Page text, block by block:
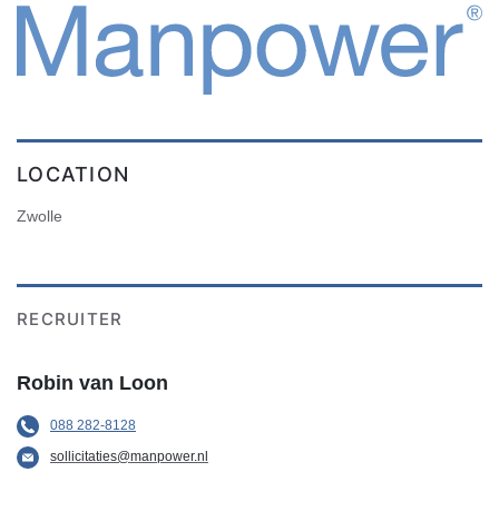
LOCATION
Zwolle
RECRUITER
Robin van Loon
088 282-8128
sollicitaties@manpower.nl